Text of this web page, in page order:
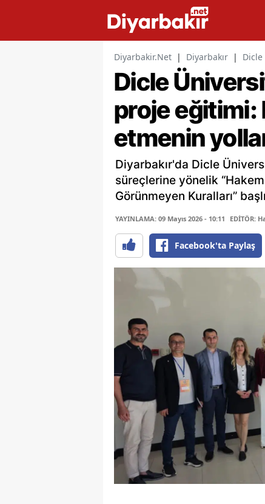
Diyarbakir.Net | Diyarbakır |
Dicle
proje eğitimi:
etmenin
Diyarbakır'da Dicle
süreçlerine yönelik
Görünmeyen Kuralları”
YAYINLAMA: 09 Mayıs 2026 - 10:11 EDİTÖR:
Facebook'ta Paylaş